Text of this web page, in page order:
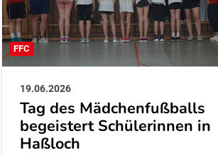
FFC
19.06.2026
Tag des Mädchenfußballs
begeistert Schülerinnen in
Haßloch